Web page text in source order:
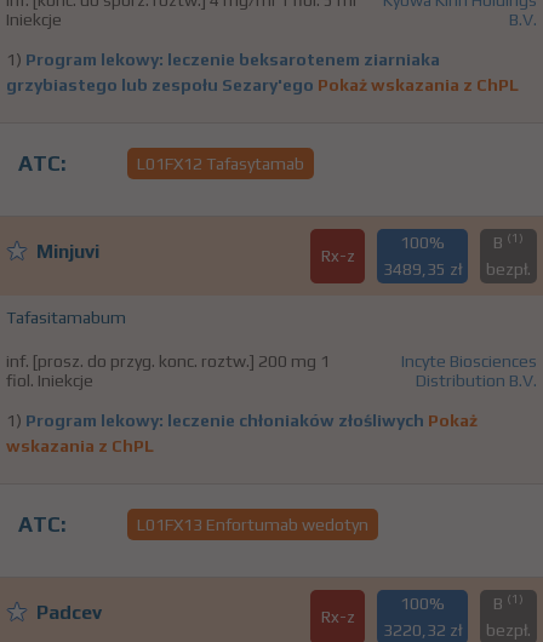
Iniekcje
B.V.
1) Program lekowy: leczenie beksarotenem ziarniaka
grzybiastego lub zespołu Sezary'ego Pokaż wskazania z ChPL
ATC: L01FX12 Tafasytamab
Minjuvi Rx-z
100%
3489,35 zł
B (1)
bezpł.
Tafasitamabum
inf. [prosz. do przyg. konc. roztw.] 200 mg 1
fiol. Iniekcje
Incyte Biosciences
Distribution B.V.
1) Program lekowy: leczenie chłoniaków złośliwych Pokaż
wskazania z ChPL
ATC: L01FX13 Enfortumab wedotyn
Padcev Rx-z
100%
3220,32 zł
B (1)
bezpł.